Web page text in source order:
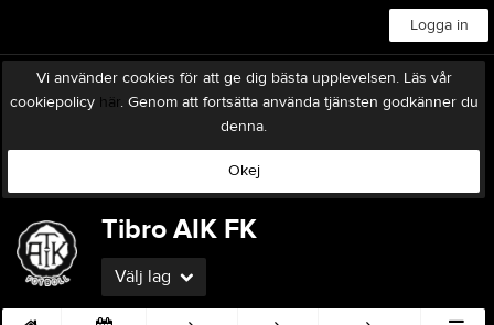
Logga in
Vi använder cookies för att ge dig bästa upplevelsen. Läs vår
cookiepolicy här. Genom att fortsätta använda tjänsten godkänner du
denna.
Okej
Tibro AIK FK
Välj lag